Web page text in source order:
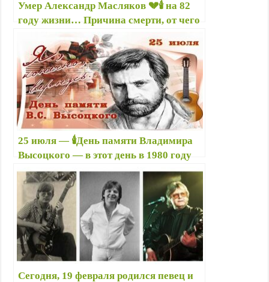
Умер Александр Масляков 💔🕯️ на 82
году жизни… Причина смерти, от чего
умер бессменный ведущий КВН
Масляков
25 июля — 🕯️День памяти Владимира
Высоцкого — в этот день в 1980 году
ушел из жизни легендарный поэт,
певец, актер
Сегодня, 19 февраля родился певец и